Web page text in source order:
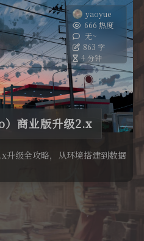
yaoyue
666 热度
无~
863 字
4 分钟
商业版升级2.x
升级全攻略，从环境搭建到数据